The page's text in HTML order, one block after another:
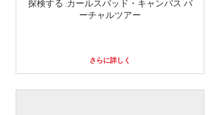
探検する :カールスバッド・キャンパス バ
ーチャルツアー
さらに詳しく